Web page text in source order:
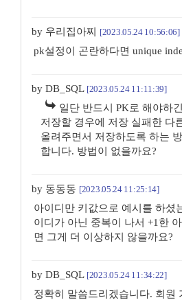
by 우리집아찌 [2023.05.24 10:56:06]
pk설정이 곤란하다면 unique
by DB_SQL [2023.05.24 11:11:39]
일단 반드시 PK로 해야하
저장할 경우에 저장 실패한 다
올려주면서 저장하도록 하는
합니다. 방법이 없을까요?
by 동동동 [2023.05.24 11:25:14]
아이디만 키값으로 예시를 하셨
이디가 아닌 중복이 나서 +1한
면 그게 더 이상하지 않을까요?
by DB_SQL [2023.05.24 11:34:22]
정확히 말씀드리겠습니다. 회원